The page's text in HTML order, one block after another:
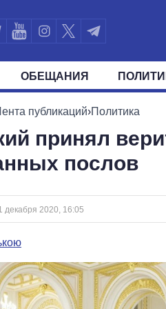
ОБЕЩАНИЯ
ВСЕ ПОЛИТИКИ ПРЕЗИДЕНТ И
публикаций›Политика
принял
послов
декабря 2020, 16:05